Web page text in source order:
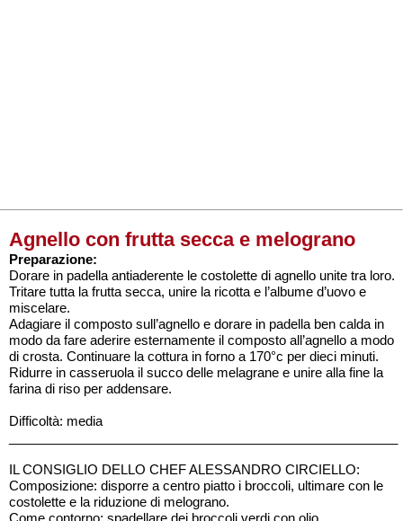
Agnello con frutta secca e melograno
Preparazione:
Dorare in padella antiaderente le costolette di agnello unite tra loro.
Tritare tutta la frutta secca, unire la ricotta e l’albume d’uovo e
miscelare.
Adagiare il composto sull’agnello e dorare in padella ben calda in
modo da fare aderire esternamente il composto all’agnello a modo
di crosta. Continuare la cottura in forno a 170°c per dieci minuti.
Ridurre in casseruola il succo delle melagrane e unire alla fine la
farina di riso per addensare.
Difficoltà: media
IL CONSIGLIO DELLO CHEF ALESSANDRO CIRCIELLO:
Composizione: disporre a centro piatto i broccoli, ultimare con le
costolette e la riduzione di melograno.
Come contorno: spadellare dei broccoli verdi con olio.